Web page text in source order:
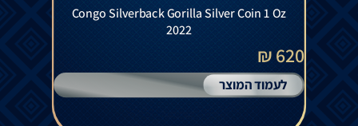
Congo Silverback Gorilla Silver Coin 1 Oz
2022
620 ₪
לעמוד המוצר